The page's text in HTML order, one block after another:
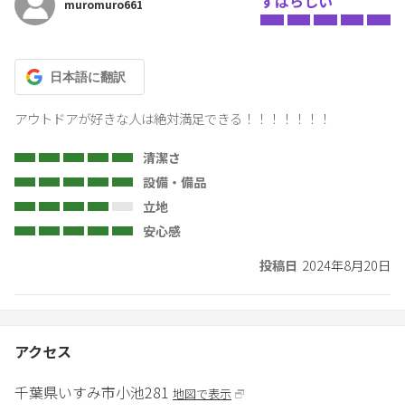
muromuro661
日本語に翻訳
アウトドアが好きな人は絶対満足できる！！！！！！！
清潔さ
設備・備品
立地
安心感
投稿日 2024年8月20日
アクセス
千葉県いすみ市小池281 地図で表示